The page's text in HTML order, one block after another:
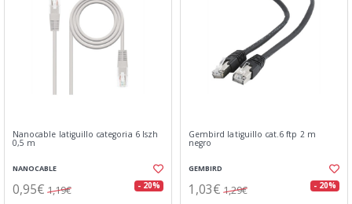
Nanocable latiguillo categoria 6 lszh
0,5 m
NANOCABLE
0,95€ 1,19€ - 20%
Gembird latiguillo cat.6 ftp 2 m
negro
GEMBIRD
1,03€ 1,29€ - 20%